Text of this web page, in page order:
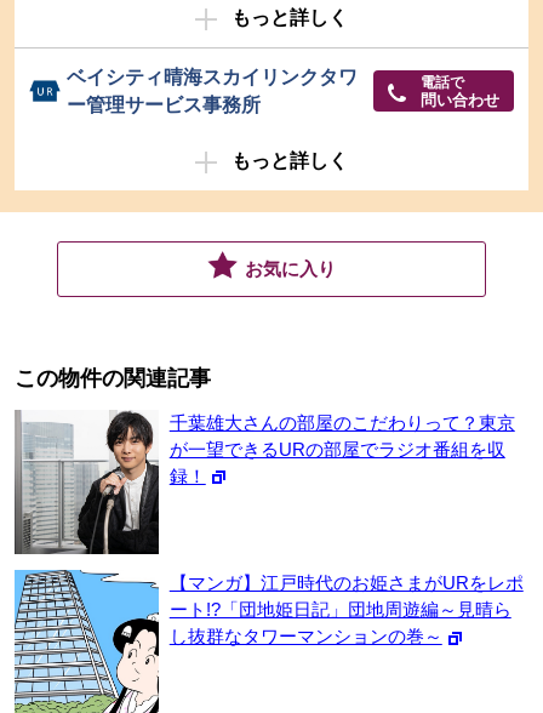
もっと詳しく
ベイシティ晴海スカイリンクタワ
ー管理サービス事務所
電話で
問い合わせ
もっと詳しく
お気に入り
この物件の関連記事
千葉雄大さんの部屋のこだわりって？東京
が一望できるURの部屋でラジオ番組を収
録！
【マンガ】江戸時代のお姫さまがURをレポ
ート!?「団地姫日記」団地周遊編～見晴ら
し抜群なタワーマンションの巻～